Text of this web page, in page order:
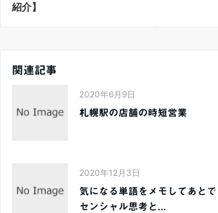
紹介】
関連記事
2020年6月9日
札幌駅の店舗の時短営業
2020年12月3日
気になる単語をメモしてあと
センシャル思考と...